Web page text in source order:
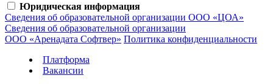
Юридическая информация
Сведения об образовательной организации ООО «ЦОА»
Сведения об образовательной организации
ООО «Аренадата Софтвер» Политика конфиденциальности
Платформа
Вакансии